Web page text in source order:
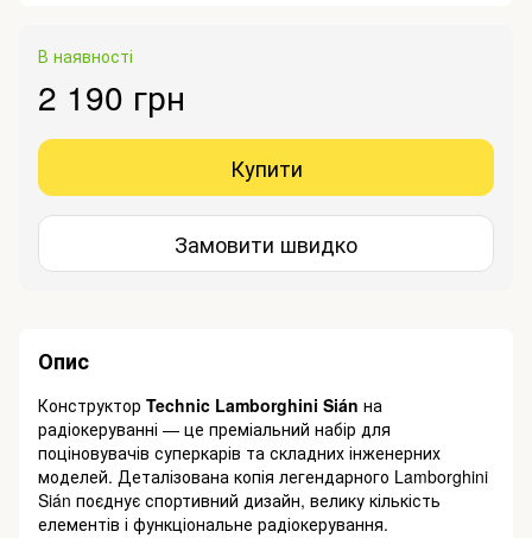
В наявності
2 190 грн
Купити
Замовити швидко
Опис
Конструктор Technic Lamborghini Sián на
радіокеруванні — це преміальний набір для
поціновувачів суперкарів та складних інженерних
моделей. Деталізована копія легендарного Lamborghini
Sián поєднує спортивний дизайн, велику кількість
елементів і функціональне радіокерування.